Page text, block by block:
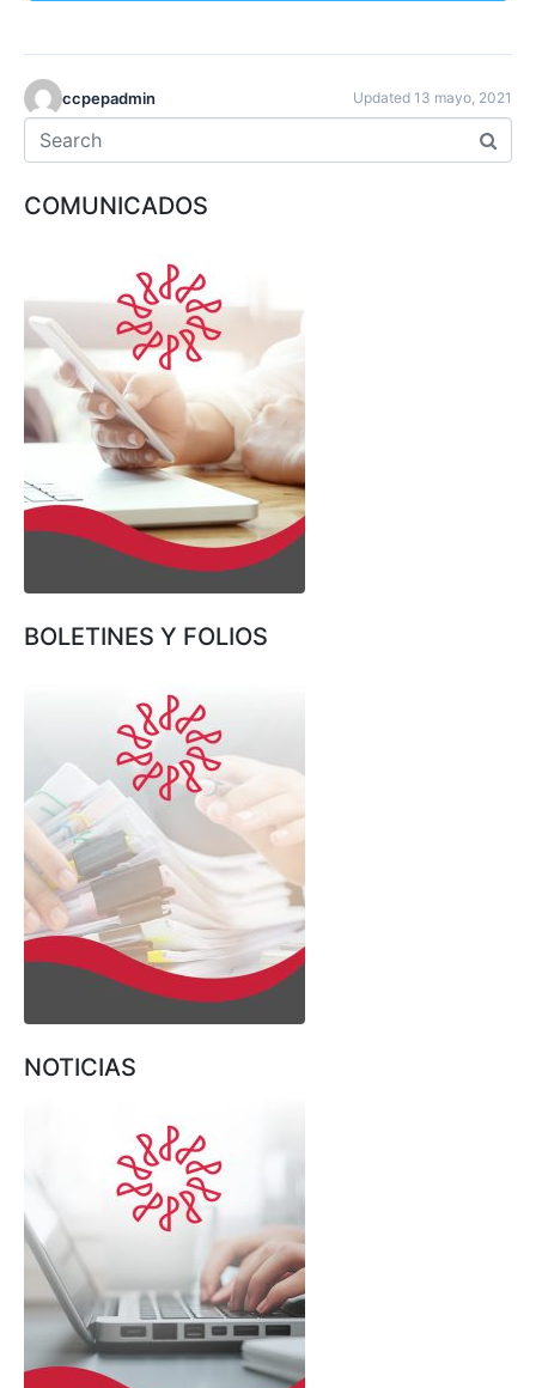
ccpepadmin Updated 13 mayo, 2021
COMUNICADOS
BOLETINES Y FOLIOS
NOTICIAS